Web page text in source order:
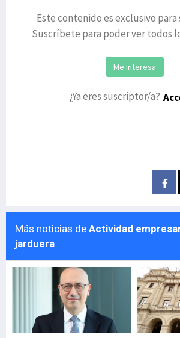
Este contenido es exclusivo
Suscríbete para poder ver todos
Me interesa
¿Ya eres suscriptor/a?
Más noticias de Actividad
jarduera